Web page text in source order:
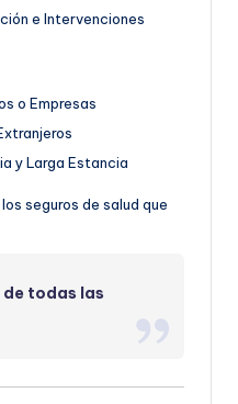
e Intervenciones
o Empresas
y Larga Estancia
seguros de salud que
de todas las